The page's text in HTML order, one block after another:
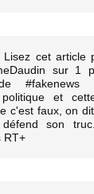
Lisez cet article
sur 1
politique et
c'est faux, on
son
RT+